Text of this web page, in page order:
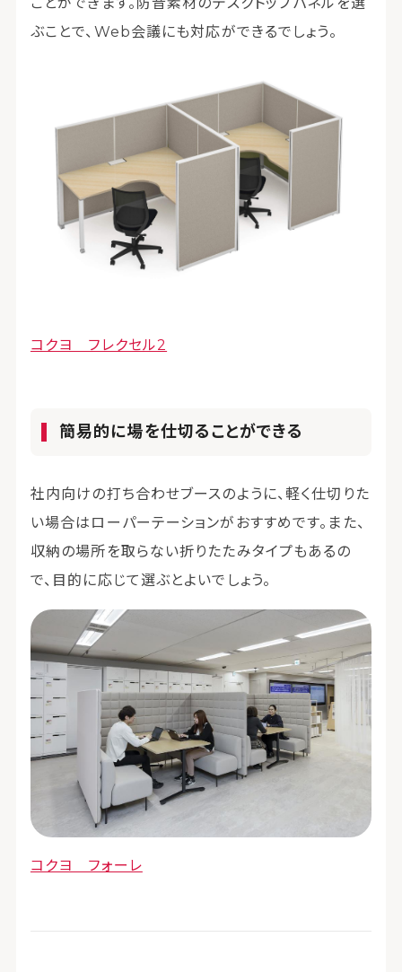
ぶことで、Web会議にも対応ができるでしょう。
コクヨ フレクセル2
簡易的に場を仕切ることができる
社内向けの打ち合わせブースのように、軽く仕切りた
い場合はローパーテーションがおすすめです。また、
収納の場所を取らない折りたたみタイプもあるの
で、目的に応じて選ぶとよいでしょう。
コクヨ フォーレ